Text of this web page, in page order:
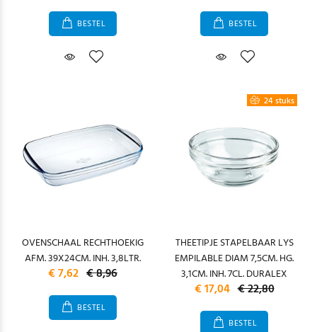
BESTEL BESTEL
OVENSCHAAL RECHTHOEKIG
AFM. 39X24CM. INH. 3,8LTR.
€ 7,62 € 8,96
BESTEL
24 stuks
THEETIPJE STAPELBAAR LYS
EMPILABLE DIAM 7,5CM. HG.
3,1CM. INH. 7CL. DURALEX
€ 17,04 € 22,80
BESTEL